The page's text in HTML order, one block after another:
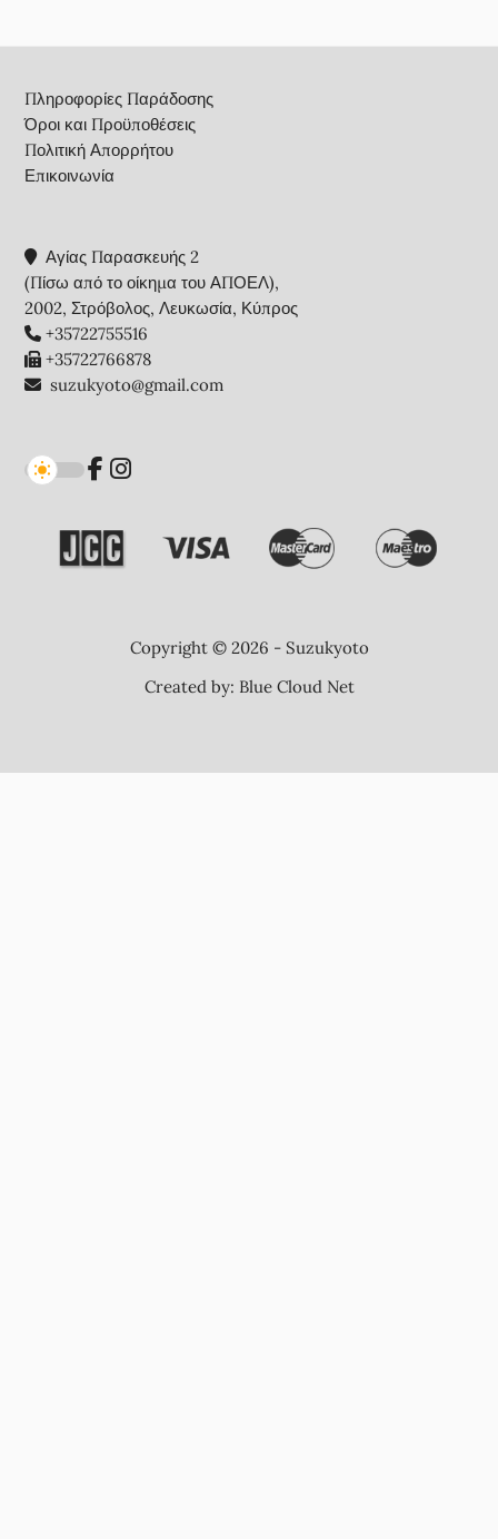
Πληροφορίες Παράδοσης
Όροι και Προϋποθέσεις
Πολιτική Απορρήτου
Επικοινωνία
Αγίας Παρασκευής 2
(Πίσω από το οίκημα του ΑΠΟΕΛ),
2002, Στρόβολος, Λευκωσία, Κύπρος
+35722755516
+35722766878
suzukyoto@gmail.com
Copyright © 2026 - Suzukyoto
Created by: Blue Cloud Net